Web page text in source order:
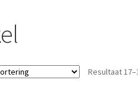
Resultaat